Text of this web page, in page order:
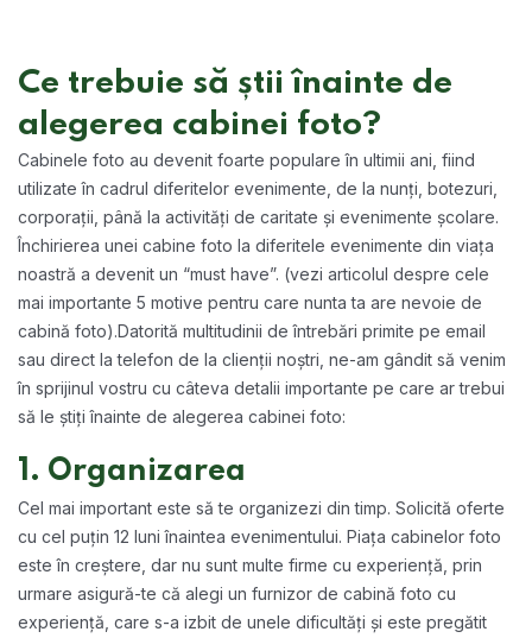
Ce trebuie să știi înainte de
alegerea cabinei foto?
Cabinele foto au devenit foarte populare în ultimii ani, fiind
utilizate în cadrul diferitelor evenimente, de la nunți, botezuri,
corporații, până la activități de caritate și evenimente școlare.
Închirierea unei cabine foto la diferitele evenimente din viața
noastră a devenit un “must have”. (vezi articolul despre cele
mai importante 5 motive pentru care nunta ta are nevoie de
cabină foto).Datorită multitudinii de întrebări primite pe email
sau direct la telefon de la clienții noștri, ne-am gândit să venim
în sprijinul vostru cu câteva detalii importante pe care ar trebui
să le știți înainte de alegerea cabinei foto:
1. Organizarea
Cel mai important este să te organizezi din timp. Solicită oferte
cu cel puțin 12 luni înaintea evenimentului. Piața cabinelor foto
este în creștere, dar nu sunt multe firme cu experiență, prin
urmare asigură-te că alegi un furnizor de cabină foto cu
experiență, care s-a izbit de unele dificultăți și este pregătit